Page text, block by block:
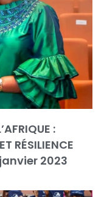
:
RÉSILIENCE
2023